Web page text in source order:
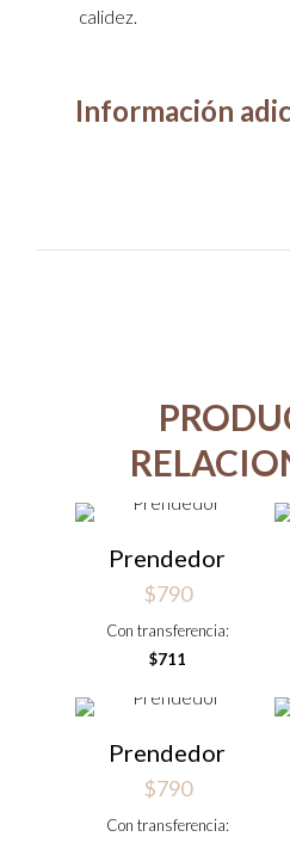
calidez.
Información
Prendedor
$790
Con transferencia:
$711
Prendedor
$790
Con transferencia: